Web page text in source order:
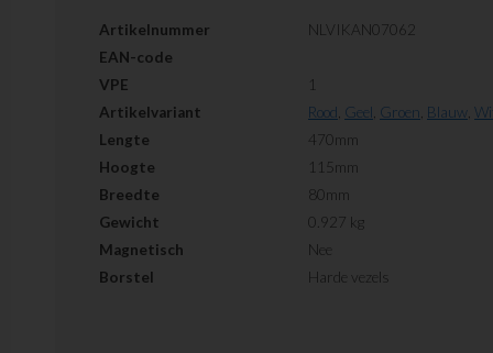
Artikelnummer
NLVIKAN07062
EAN-code
VPE
1
Artikelvariant
Rood Geel Groen Blauw
Lengte
470mm
Hoogte
115mm
Breedte
80mm
Gewicht
0.927 kg
Magnetisch
Nee
Borstel
Harde vezels